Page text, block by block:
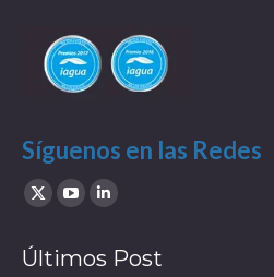
Síguenos en las Redes
Find us on:
X
opens
YouTube
opens
Linkedin
opens
Últimos Post